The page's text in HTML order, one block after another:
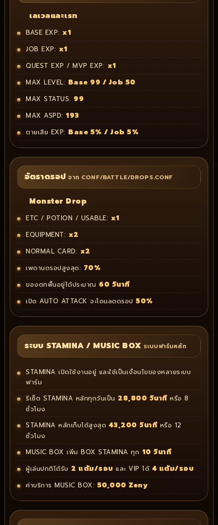
เลเวลและเรท
BASE EXP: x1
JOB EXP: x1
QUEST EXP / MVP EXP: x1
MAX LEVEL: Base 99 / Job 50
MAX STATUS: 99
MAX ASPD: 193
ตายเสีย EXP: Base 5% / Job 5%
อัตราดรอปจาก CONF/BATTLE/DROPS.CONF
Monster Drop
ETC / POTION / USABLE: x1
EQUIPMENT: x2
NORMAL CARD: x2
เพดานดรอปสูงสุด: 70%
ของตกพื้นอยู่ได้ประมาณ 60 วินาที
เปิด AUTO ATTACK จะโดนลดดรอป 50%
ระบบ STAMINA / MUSIC BOX ระบบฟาร์มหลัก
STAMINA เปิดใช้งานอยู่ และใช้เป็นเงื่อนไขของหลายระบบ
ฟาร์ม
รีเซ็ต STAMINA หลักทุกวันเป็น 28,800 วินาทีหรือ 8
ชั่วโมง
STAMINA หลักเก็บได้สูงสุด 43,200 วินาทีหรือ 12
ชั่วโมง
MUSIC BOX เพิ่ม BOX STAMINA ทุก 10 วินาที
ผู้เล่นปกติได้รับ 2 แต้ม/รอบ และ VIP ได้ 4 แต้ม/รอบ
ค่าบริการ MUSIC BOX: 50,000 Zeny